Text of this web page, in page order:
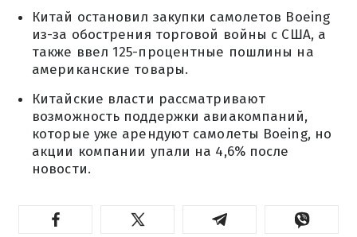
Китай остановил закупки самолетов Boeing
из-за обострения торговой войны с США, а
также ввел 125-процентные пошлины на
американские товары.
Китайские власти рассматривают
возможность поддержки авиакомпаний,
которые уже арендуют самолеты Boeing, но
акции компании упали на 4,6% после
новости.